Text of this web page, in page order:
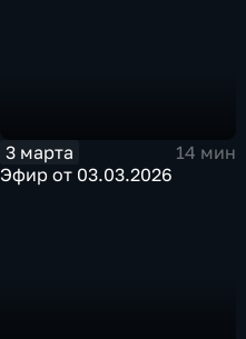
3 марта
14 мин
Эфир от 03.03.2026